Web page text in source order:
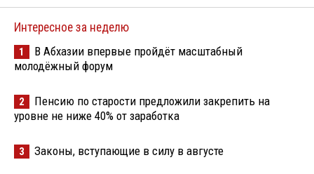
Интересное за неделю
1
В Абхазии впервые пройдёт масштабный
молодёжный форум
2
Пенсию по старости предложили закрепить на
уровне не ниже 40% от заработка
3 Законы, вступающие в силу в августе